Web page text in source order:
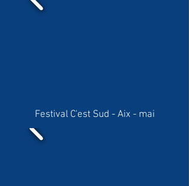
Festival C'est Sud - Aix - mai